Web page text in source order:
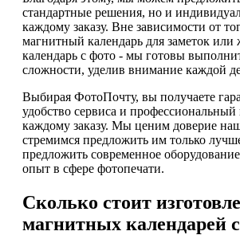
стандартные решения, но и
каждому заказу. Вне зависимости от
магнитный календарь для заметок или
календарь с фото - мы готовы
сложности, уделив внимание каждой
Выбирая ФотоПочту, вы получаете
удобство сервиса и профессиональный
каждому заказу. Мы ценим доверие
стремимся предложить им только
предложить современное
опыт в сфере фотопечати.
Сколько стоит
магнитных календарей